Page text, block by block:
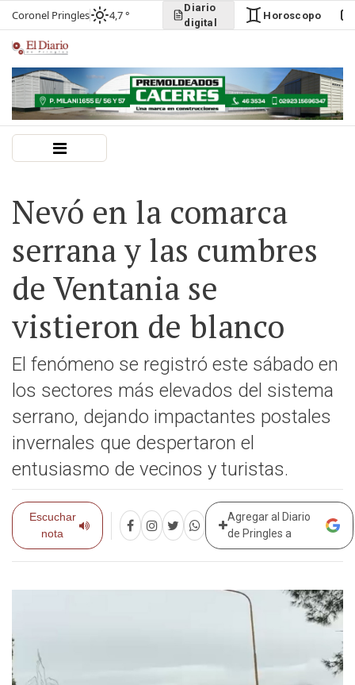
Coronel Pringles 4,7 °
Diario
digital
Horoscopo
Nevó en la comarca
serrana y las cumbres
de Ventania se
vistieron de blanco
El fenómeno se registró este sábado en
los sectores más elevados del sistema
serrano, dejando impactantes postales
invernales que despertaron el
entusiasmo de vecinos y turistas.
Escuchar
nota
Agregar al Diario
de Pringles a